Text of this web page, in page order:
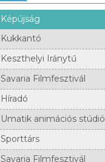
Képújság
Kukkantó
Keszthelyi Iránytű
Savaria Filmfesztivál
Híradó
Umatik animációs stúdió
Sporttárs
Savaria Filmfesztivál